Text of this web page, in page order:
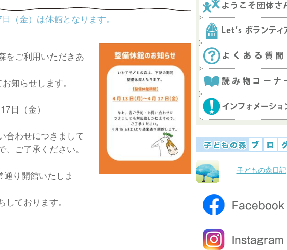
（金）は休館となります。
をご利用いただきあ
知らせします。
日（金）
合わせにつきまして
ご了承ください。
り開館いたしま
ております。
子どもの森日記